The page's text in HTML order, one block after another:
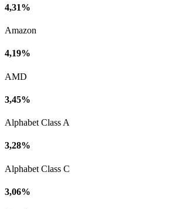
4,31%
Amazon
4,19%
AMD
3,45%
Alphabet Class A
3,28%
Alphabet Class C
3,06%